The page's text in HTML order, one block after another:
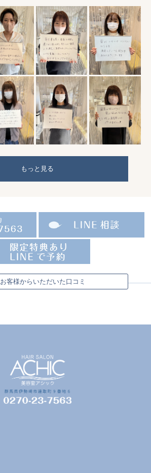
もっと見る
お客様からいただいた口コミ